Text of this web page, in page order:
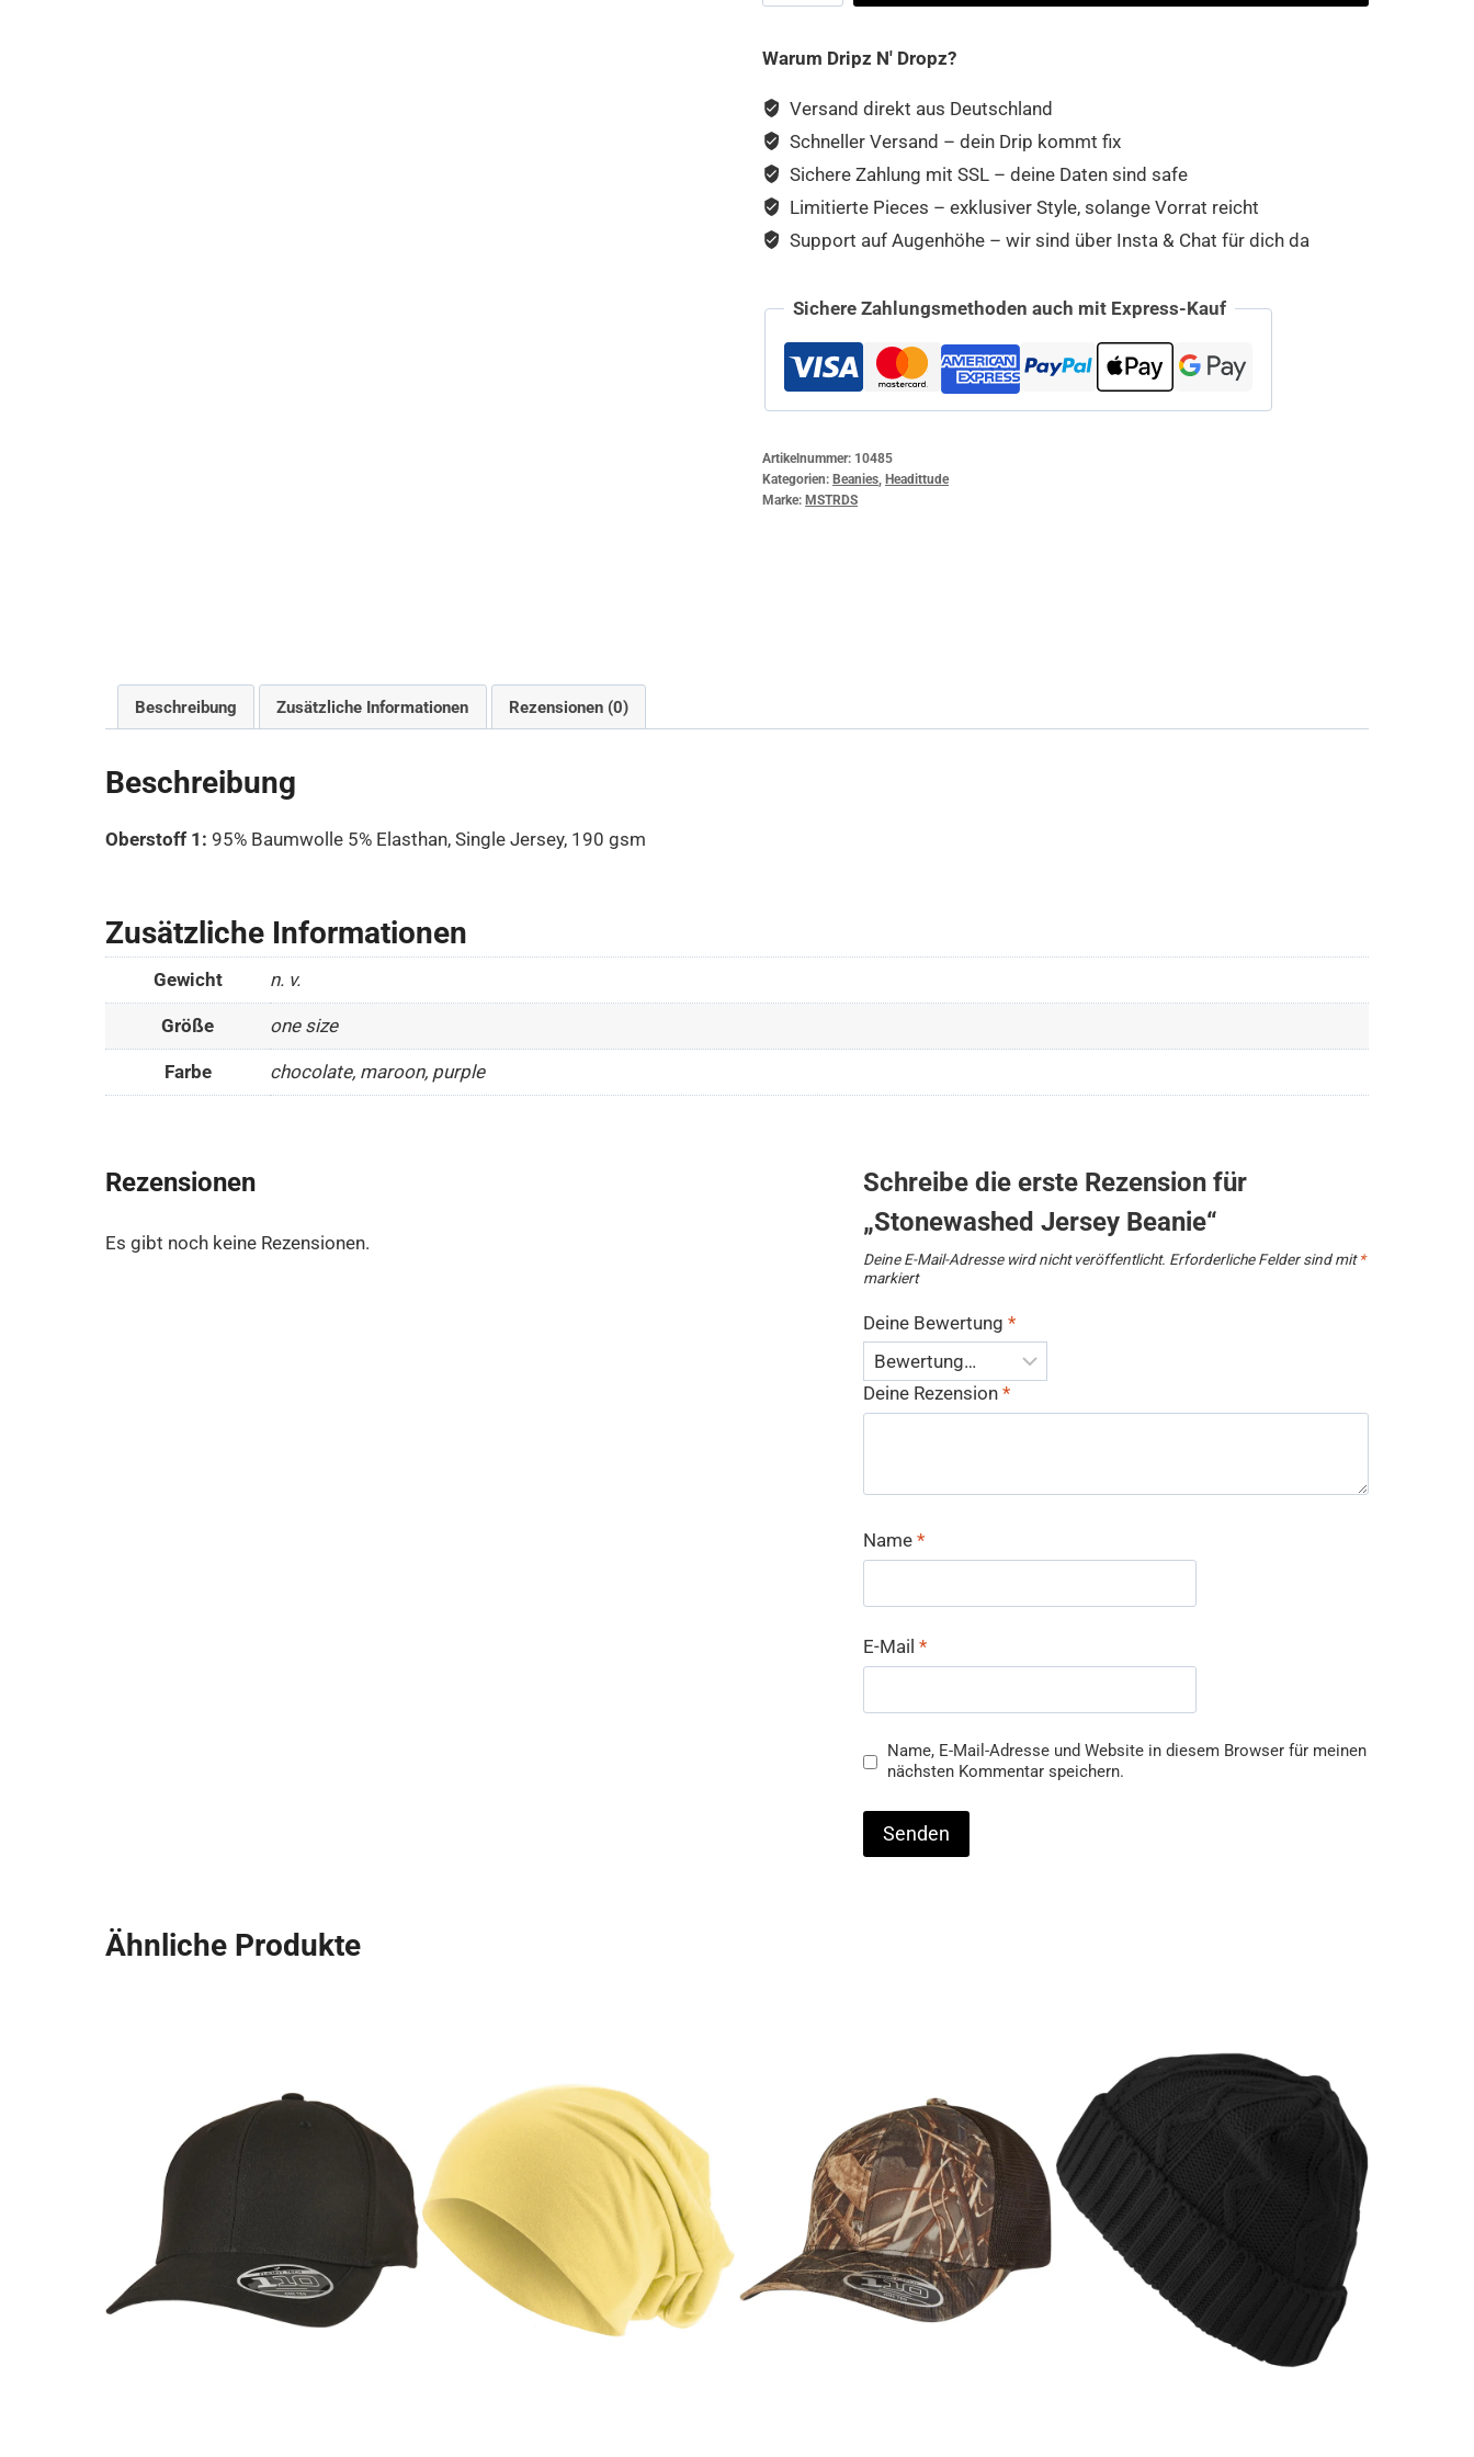
Beanie
Warum Dripz N' Dropz?
Versand direkt aus Deutschland
Schneller Versand – dein Drip kommt fix
Sichere Zahlung mit SSL – deine Daten sind safe
Limitierte Pieces – exklusiver Style, solange Vorrat reicht
Support auf Augenhöhe – wir sind über Insta & Chat für dich da
Sichere Zahlungsmethoden auch mit Express-Kauf
Artikelnummer: 10485
Kategorien:Beanies ,Headittude
Marke:MSTRDS
Beschreibung Zusätzliche Informationen Rezensionen (0)
Beschreibung
Oberstoff 1: 95% Baumwolle 5% Elasthan, Single Jersey, 190 gsm
Zusätzliche Informationen
Gewicht n. v.
Größe one size
Farbe chocolate, maroon, purple
Rezensionen
Es gibt noch keine Rezensionen.
Schreibe die erste Rezension für
„Stonewashed Jersey Beanie“
Deine E-Mail-Adresse wird nicht veröffentlicht. Erforderliche Felder sind mit*
markiert
Deine Bewertung*
Deine Rezension*
Name*
E-Mail*
Name, E-Mail-Adresse und Website in diesem Browser für meinen
nächsten Kommentar speichern.
Ähnliche Produkte